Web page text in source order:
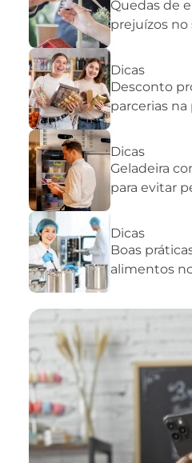
Quedas de
prejuízos
Dicas
Desconto
parcerias na
Dicas
Geladeira
para evitar
Dicas
Boas
alimentos